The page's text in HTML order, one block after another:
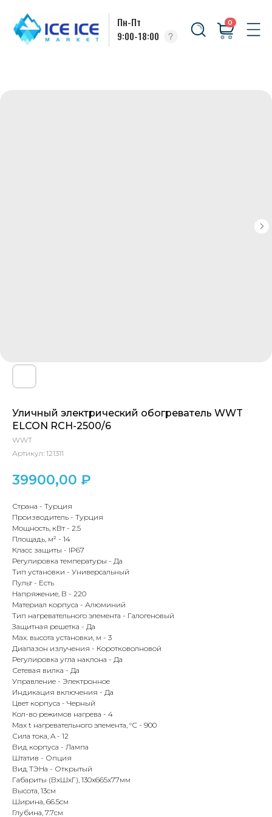
9:00-18:00
Уличный электрический обогреватель WWT
ELCON RCH-2500/6
WWT
Артикул: 121311
39900,00 ₽
Страна - Турция
Производитель - Турция
Мощность, кВт- 2.5
Площадь, м² - 14
Класс защиты - IP67
Регулировка температуры - Да
Тип установки - Универсальный
Пульт- Есть
Напряжение, В - 220
Материал корпуса - Алюминий
Тип нагревательного элемента - Галогеновый
Защитная решетка - Да
Max. высота установки, м - 3
Диапазон излучения - Коротковолновой
Регулировка угла наклона - Да
Сетевая вилка - Да
Управление - Электронное
Индикация включения - Да
Цвет корпуса - Черный
Кол-во режимов нагрева - 4
Max t нагревательного элемента, °С - 900
Сила тока, A - 12
Вид корпуса - Лампа
Штатив - Опция
Вид ТЭНа - Открытый
Габариты (ВхШхГ), 130x665x77мм
Высота, 13см
Ширина, 66.5см
Глубина, 7.7см
Адрес
Г.Москва Волоколамское шоссе,
71/22к2
Пн-вс с 9:00 до 18:00
Телефон
8 495 233-79-79
КОНТАКТЫ